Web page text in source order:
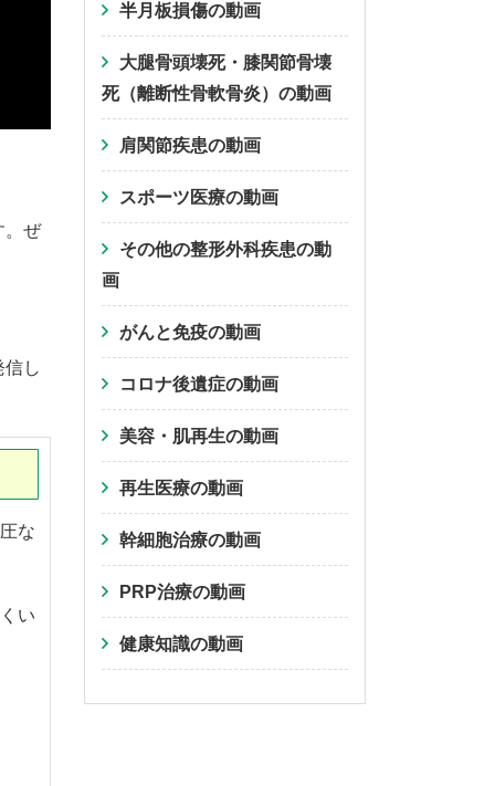
。ぜ
し
な
い
半月板損傷の動画
大腿骨頭壊死・膝関節骨壊
死（離断性骨軟骨炎）の動画
肩関節疾患の動画
スポーツ医療の動画
その他の整形外科疾患の動
画
がんと免疫の動画
コロナ後遺症の動画
美容・肌再生の動画
再生医療の動画
幹細胞治療の動画
PRP治療の動画
健康知識の動画